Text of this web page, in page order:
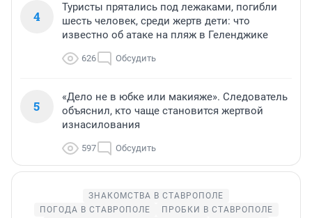
4
Туристы прятались под лежаками, погибли
шесть человек, среди жертв дети: что
известно об атаке на пляж в Геленджике
626 Обсудить
5
«Дело не в юбке или макияже». Следователь
объяснил, кто чаще становится жертвой
изнасилования
597 Обсудить
ЗНАКОМСТВА В СТАВРОПОЛЕ
ПОГОДА В СТАВРОПОЛЕ
ПРОБКИ В СТАВРОПОЛЕ